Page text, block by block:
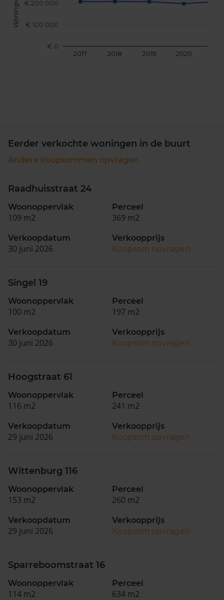
2017 2018 2019 2020
€ 0
€ 100.000
€ 200.000
Eerder verkochte woningen in de buurt
Andere koopsommen opvragen
Raadhuisstraat 24
Woonoppervlak
109 m2
Perceel
369 m2
Verkoopdatum
30 juni 2026
Verkoopprijs
Koopsom opvragen
Singel 19
Woonoppervlak
100 m2
Perceel
197 m2
Verkoopdatum
30 juni 2026
Verkoopprijs
Koopsom opvragen
Hoogstraat 61
Woonoppervlak
116 m2
Perceel
241 m2
Verkoopdatum
29 juni 2026
Verkoopprijs
Koopsom opvragen
Wittenburg 116
Woonoppervlak
153 m2
Perceel
260 m2
Verkoopdatum
29 juni 2026
Verkoopprijs
Koopsom opvragen
Sparreboomstraat 16
Woonoppervlak
114 m2
Perceel
634 m2